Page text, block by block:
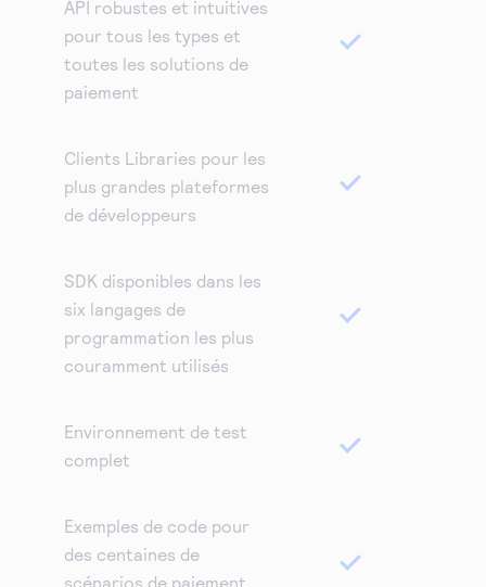
API robustes et intuitives
pour tous les types et
toutes les solutions de
paiement
Clients Libraries pour les
plus grandes plateformes
de développeurs
SDK disponibles dans les
six langages de
programmation les plus
couramment utilisés
Environnement de test
complet
Exemples de code pour
des centaines de
scénarios de paiement